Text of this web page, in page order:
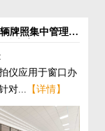
牌照集中管理解
仪应用于窗口办
对... 【详情】